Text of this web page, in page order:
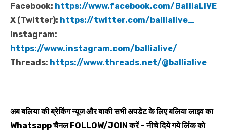
Facebook: https://www.facebook.com/BalliaLIVE
X (Twitter): https://twitter.com/ballialive_
Instagram:
https://www.instagram.com/ballialive/
Threads: https://www.threads.net/@ballialive
अब बलिया की ब्रेकिंग न्यूज और बाकी सभी अपडेट के लिए बलिया लाइव का
WhatsappचैनलFOLLOW/JOINकरें – नीचे दिये गये लिंक को